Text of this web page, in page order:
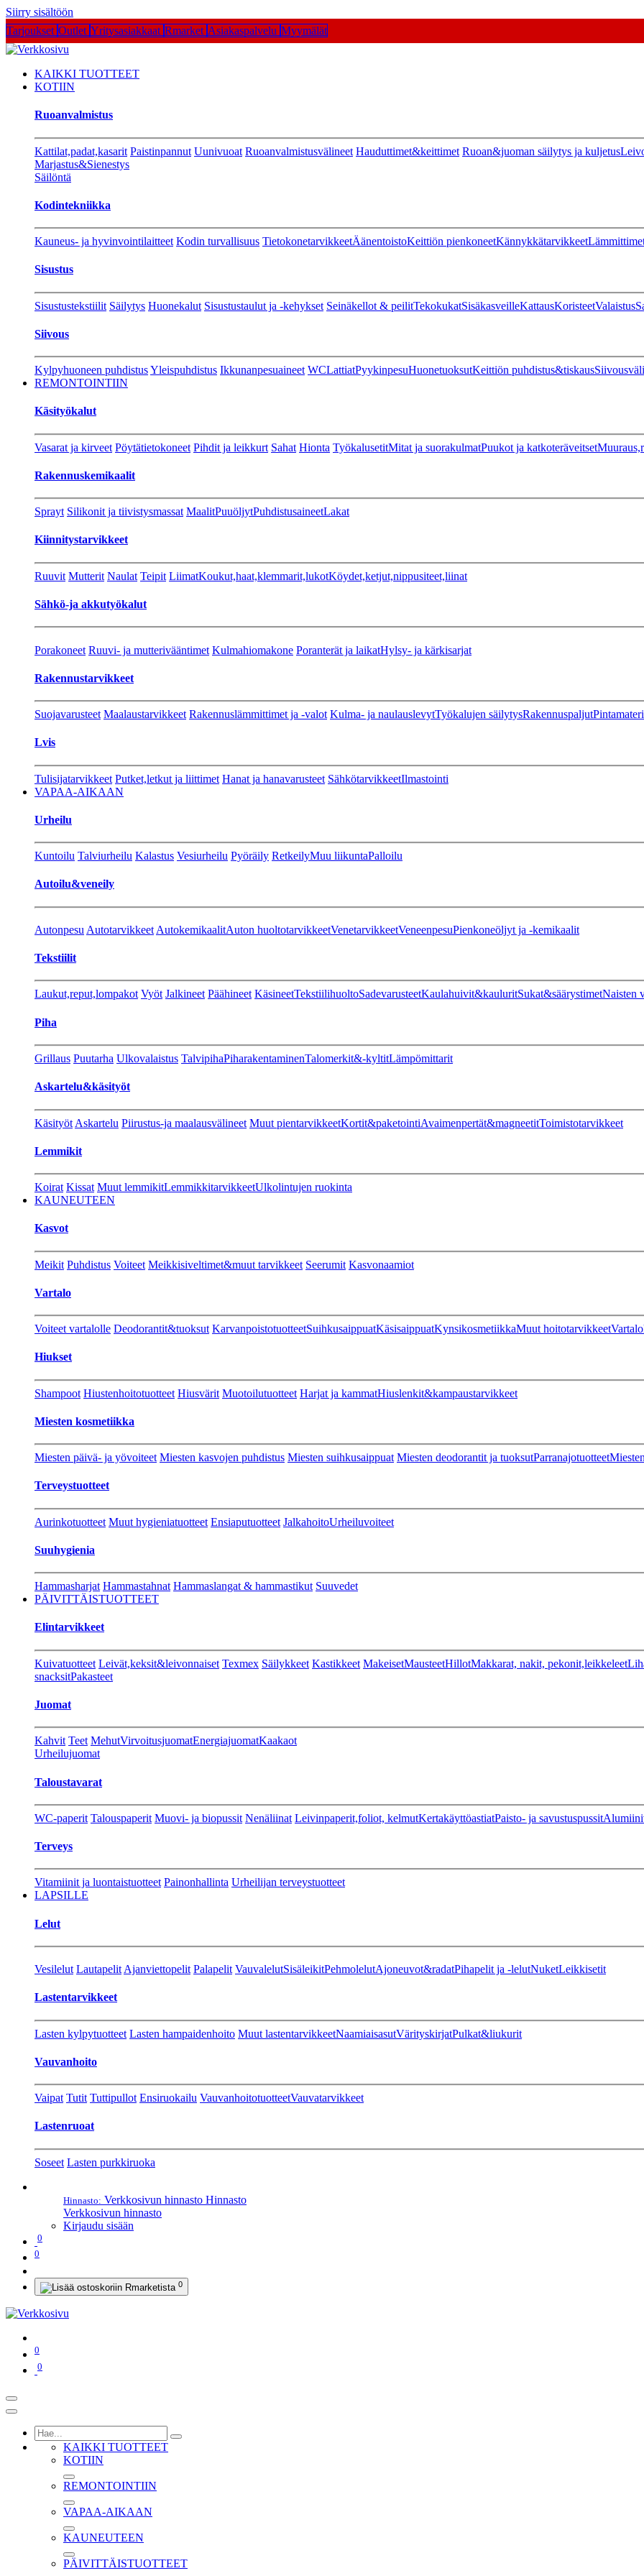
Siirry sisältöön
Tarjoukset Outlet Yritysasiakkaat Rmarket Asiakaspalvelu Myymälät
KAIKKI TUOTTEET
KOTIIN
Ruoanvalmistus
Kattilat,padat,kasarit Paistinpannut Uunivuoat Ruoanvalmistusvälineet Hauduttimet&keittimet Ruoan&juoman säilytys ja kuljetus
Marjastus&Sienestys
Säilöntä
Kodintekniikka
Kauneus- ja hyvinvointilaitteet Kodin turvallisuus TietokonetarvikkeetÄänentoistoKeittiön pienkoneetKännykkätarvikkeet
Sisustus
Sisustustekstiilit Säilytys Huonekalut Sisustustaulut ja -kehykset Seinäkellot & peilitTekokukatSisäkasveilleKattausKoristeetValaistus
Siivous
Kylpyhuoneen puhdistusYleispuhdistus Ikkunanpesuaineet WCLattiatPyykinpesuHuonetuoksutKeittiön puhdistus&tiskaus
REMONTOINTIIN
Käsityökalut
Vasarat ja kirveet Pöytätietokoneet Pihdit ja leikkurt Sahat Hionta TyökalusetitMitat ja suorakulmatPuukot ja katkoteräveitset
Rakennuskemikaalit
Sprayt Silikonit ja tiivistysmassat MaalitPuuöljytPuhdistusaineetLakat
Kiinnitystarvikkeet
Ruuvit Mutterit Naulat Teipit LiimatKoukut,haat,klemmarit,lukotKöydet,ketjut,nippusiteet,liinat
Sähkö-ja akkutyökalut
Porakoneet Ruuvi- ja mutterivääntimet Kulmahiomakone Poranterät ja laikatHylsy- ja kärkisarjat
Rakennustarvikkeet
Suojavarusteet Maalaustarvikkeet Rakennuslämmittimet ja -valot Kulma- ja naulauslevytTyökalujen säilytysRakennuspaljut
Lvis
Tulisijatarvikkeet Putket,letkut ja liittimet Hanat ja hanavarusteet SähkötarvikkeetIlmastointi
VAPAA-AIKAAN
Urheilu
Kuntoilu Talviurheilu Kalastus Vesiurheilu Pyöräily RetkeilyMuu liikuntaPalloilu
Autoilu&veneily
Autonpesu Autotarvikkeet AutokemikaalitAuton huoltotarvikkeetVenetarvikkeetVeneenpesuPienkoneöljyt ja -kemikaalit
Tekstiilit
Laukut,reput,lompakot Vyöt Jalkineet Päähineet KäsineetTekstiilihuoltoSadevarusteetKaulahuivit&kauluritSukat&säärystimetNaisten
Piha
Grillaus Puutarha Ulkovalaistus TalvipihaPiharakentaminenTalomerkit&-kyltitLämpömittarit
Askartelu&käsityöt
Käsityöt Askartelu Piirustus-ja maalausvälineet Muut pientarvikkeetKortit&paketointiAvaimenpertät&magneetitToimistotarvikkeet
Lemmikit
Koirat Kissat Muut lemmikitLemmikkitarvikkeetUlkolintujen ruokinta
KAUNEUTEEN
Kasvot
Meikit Puhdistus Voiteet Meikkisiveltimet&muut tarvikkeet Seerumit Kasvonaamiot
Vartalo
Voiteet vartalolle Deodorantit&tuoksut KarvanpoistotuotteetSuihkusaippuatKäsisaippuatKynsikosmetiikkaMuut hoitotarvikkeet
Hiukset
Shampoot Hiustenhoitotuotteet Hiusvärit Muotoilutuotteet Harjat ja kammatHiuslenkit&kampaustarvikkeet
Miesten kosmetiikka
Miesten päivä- ja yövoiteet Miesten kasvojen puhdistus Miesten suihkusaippuat Miesten deodorantit ja tuoksutParranajotuotteet
Terveystuotteet
Aurinkotuotteet Muut hygieniatuotteet Ensiaputuotteet JalkahoitoUrheiluvoiteet
Suuhygienia
Hammasharjat Hammastahnat Hammaslangat & hammastikut Suuvedet
PÄIVITTÄISTUOTTEET
Elintarvikkeet
Kuivatuotteet Leivät,keksit&leivonnaiset Texmex Säilykkeet Kastikkeet MakeisetMausteetHillotMakkarat, nakit, pekonit,leikkeleet
snacksitPakasteet
Juomat
Kahvit Teet MehutVirvoitusjuomatEnergiajuomatKaakaot
Urheilujuomat
Taloustavarat
WC-paperit Talouspaperit Muovi- ja biopussit Nenäliinat Leivinpaperit,foliot, kelmutKertakäyttöastiatPaisto- ja savustuspussit
Terveys
Vitamiinit ja luontaistuotteet Painonhallinta Urheilijan terveystuotteet
LAPSILLE
Lelut
Vesilelut Lautapelit Ajanviettopelit Palapelit VauvalelutSisäleikitPehmolelutAjoneuvot&radatPihapelit ja -lelutNuketLeikkisetit
Lastentarvikkeet
Lasten kylpytuotteet Lasten hampaidenhoito Muut lastentarvikkeetNaamiaisasutVärityskirjatPulkat&liukurit
Vauvanhoito
Vaipat Tutit Tuttipullot Ensiruokailu VauvanhoitotuotteetVauvatarvikkeet
Lastenruoat
Soseet Lasten purkkiruoka
Hinnasto: Verkkosivun hinnasto Hinnasto
Verkkosivun hinnasto
Kirjaudu sisään
0
0
0
0
0
KAIKKI TUOTTEET
KOTIIN
REMONTOINTIIN
VAPAA-AIKAAN
KAUNEUTEEN
PÄIVITTÄISTUOTTEET